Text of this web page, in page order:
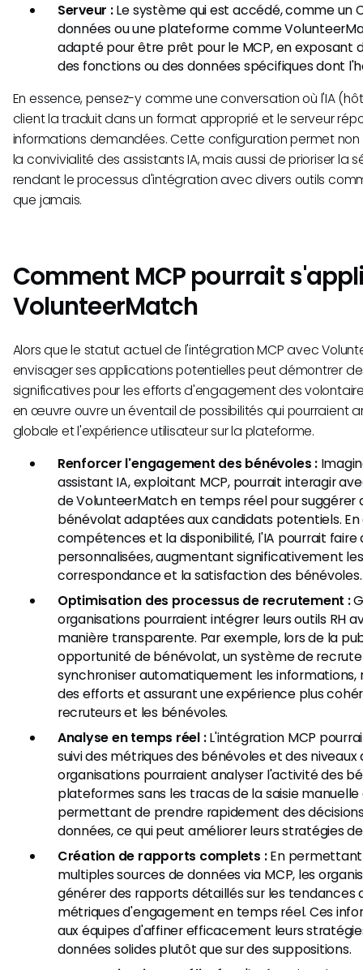
Serveur :Le système qui est accédé, comme un
données ou une plateforme comme
adapté pour être prêt pour le MCP, en exposant
des fonctions ou des données spécifiques dont
En essence, pensez-y comme une conversation où l'IA
client la traduit dans un format approprié et le serveur
informations demandées. Cette configuration permet
la convivialité des assistants IA, mais aussi de prioriser la
rendant le processus d'intégration avec divers outils
que jamais.
Comment MCP pourrait
VolunteerMatch
Alors que le statut actuel de l'intégration MCP avec
envisager ses applications potentielles peut démontrer
significatives pour les efforts d'engagement des
en œuvre ouvre un éventail de possibilités qui pourraient
globale et l'expérience utilisateur sur la plateforme.
Renforcer l'engagement des bénévoles :
assistant IA, exploitant MCP, pourrait interagir
de VolunteerMatch en temps réel pour suggérer
bénévolat adaptées aux candidats potentiels.
compétences et la disponibilité, l'IA pourrait
personnalisées, augmentant significativement
correspondance et la satisfaction des bénévoles.
Optimisation des processus de recrutement :
organisations pourraient intégrer leurs outils RH
manière transparente. Par exemple, lors de la
opportunité de bénévolat, un système de
synchroniser automatiquement les informations,
des efforts et assurant une expérience plus
recruteurs et les bénévoles.
Analyse en temps réel :L'intégration MCP
suivi des métriques des bénévoles et des
organisations pourraient analyser l'activité des
plateformes sans les tracas de la saisie manuelle
permettant de prendre rapidement des
données, ce qui peut améliorer leurs stratégies
Création de rapports complets :En permettant
multiples sources de données via MCP, les
générer des rapports détaillés sur les tendances
métriques d'engagement en temps réel. Ces
aux équipes d'affiner efficacement leurs
données solides plutôt que sur des suppositions.